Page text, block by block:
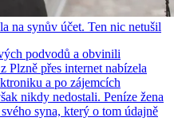
na synův účet. Ten nic netušil
podvodů a obvinili
Plzně přes internet nabízela
a po zájemcích
nikdy nedostali. Peníze žena
syna, který o tom údajně